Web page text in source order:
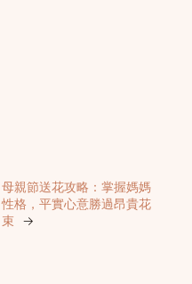
母親節送花攻略：掌握媽媽
性格，平實心意勝過昂貴花
束
→